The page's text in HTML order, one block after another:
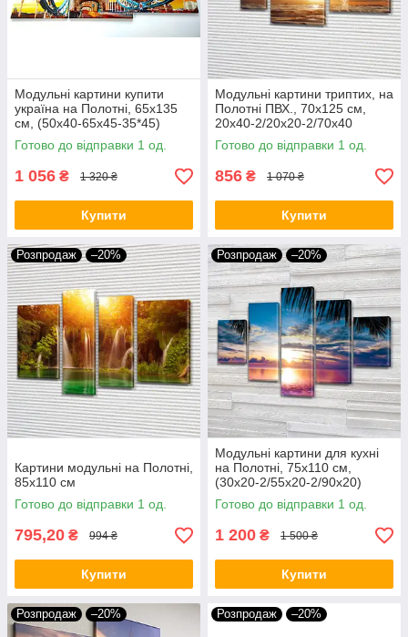
Модульні картини купити
україна на Полотні, 65х135
см, (50x40-65x45-35*45)
Готово до відправки 1 од.
1 056 ₴ 1 320 ₴
Купити
Модульні картини триптих, на
Полотні ПВХ., 70x125 см,
20x40-2/20х20-2/70x40
Готово до відправки 1 од.
856 ₴ 1 070 ₴
Купити
Розпродаж –20%
Картини модульні на Полотні,
85x110 см
Готово до відправки 1 од.
795,20 ₴ 994 ₴
Купити
Розпродаж –20%
Модульні картини для кухні
на Полотні, 75x110 см,
(30x20-2/55х20-2/90x20)
Готово до відправки 1 од.
1 200 ₴ 1 500 ₴
Купити
Розпродаж –20% Розпродаж –20%